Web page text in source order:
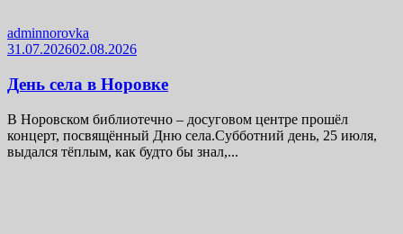
adminnorovka
31.07.202602.08.2026
День села в Норовке
В Норовском библиотечно – досуговом центре прошёл
концерт, посвящённый Дню села.Субботний день, 25 июля,
выдался тёплым, как будто бы знал,...